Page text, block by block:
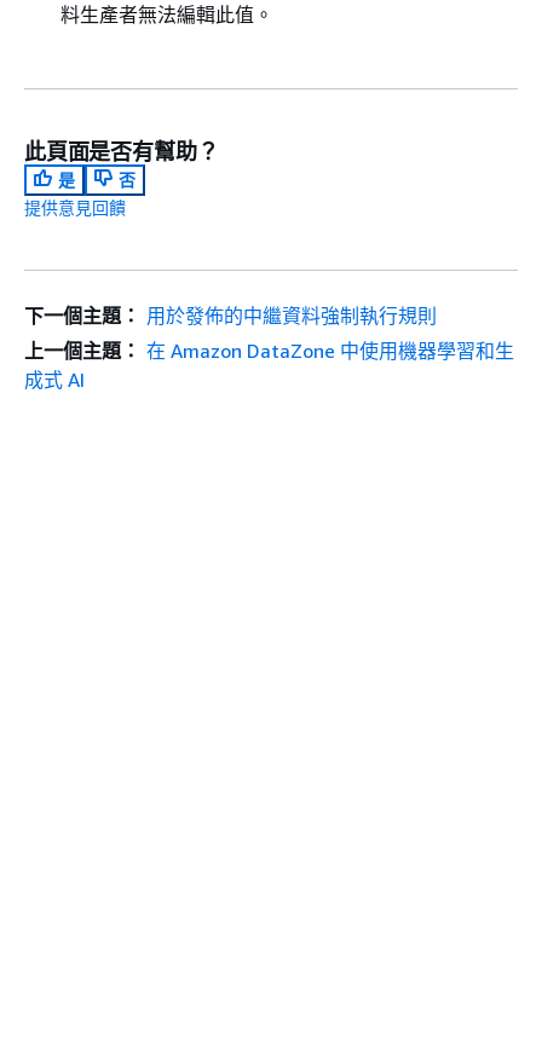
料生產者無法編輯此值。
此頁面是否有幫助？
是
否
提供意見回饋
下一個主題： 用於發佈的中繼資料強制執行規則
上一個主題： 在 Amazon DataZone 中使用機器學習和生
成式 AI